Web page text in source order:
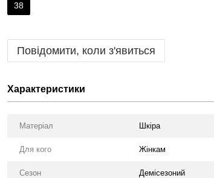
38
Повідомити, коли з'явиться
Характеристики
Матеріал Шкіра
Для кого Жінкам
Сезон Демісезоний